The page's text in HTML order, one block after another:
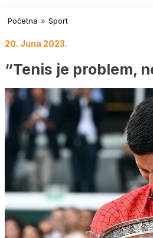
Početna » Sport
20. Juna 2023.
“Tenis je problem,